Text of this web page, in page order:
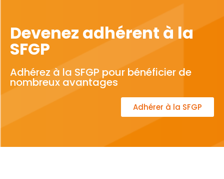
Devenez adhérent à la
SFGP
Adhérez à la SFGP pour bénéficier de
nombreux avantages
Adhérer à la SFGP